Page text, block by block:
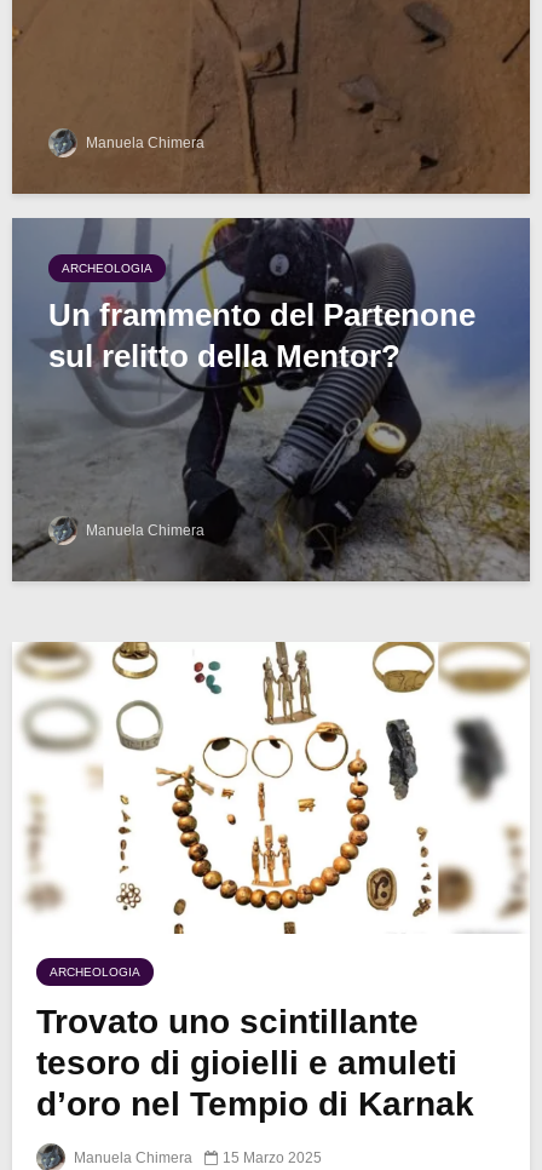
Manuela Chimera
ARCHEOLOGIA
Un frammento del Partenone
sul relitto della Mentor?
Manuela Chimera
ARCHEOLOGIA
Trovato uno scintillante
tesoro di gioielli e amuleti
d’oro nel Tempio di Karnak
Manuela Chimera 15 Marzo 2025